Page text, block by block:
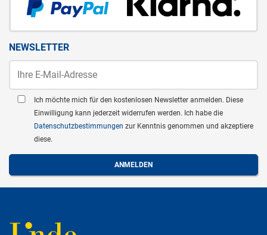
NEWSLETTER
Ich möchte mich für den kostenlosen Newsletter anmelden. Diese
Einwilligung kann jederzeit widerrufen werden. Ich habe die
Datenschutzbestimmungen zur Kenntnis genommen und akzeptiere
diese.